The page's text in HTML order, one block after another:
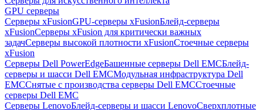
GPU серверы
Серверы xFusionGPU-серверы xFusionБлейд-серверы
xFusionСерверы xFusion для критически важных
задачСерверы высокой плотности xFusionСтоечные серверы
xFusion
Серверы Dell PowerEdgeБашенные серверы Dell EMCБлейд-
серверы и шасси Dell EMCМодульная инфраструктура Dell
EMCСнятые с производства серверы Dell EMCСтоечные
серверы Dell EMC
Серверы LenovoБлейд-серверы и шасси LenovoСверхплотные